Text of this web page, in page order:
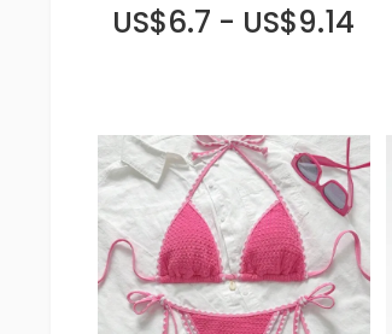
US$6.7 - US$9.14